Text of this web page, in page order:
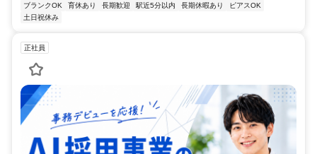
ブランクOK
育休あり 長期歓迎 駅近5分以内 長期休暇あり
ピアスOK
土日祝休み
正社員